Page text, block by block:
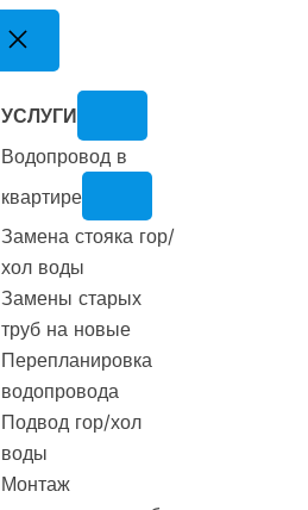
УСЛУГИ
Водопровод в
квартире
Замена стояка гор/
хол воды
Замены старых
труб на новые
Перепланировка
водопровода
Подвод гор/хол
воды
Монтаж